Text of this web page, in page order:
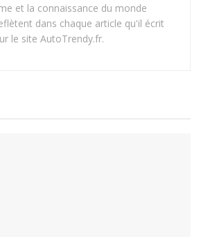
et la connaissance du monde
dans chaque article qu'il écrit
le site AutoTrendy.fr.